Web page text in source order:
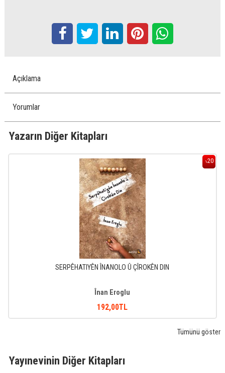
Açıklama
Yorumlar
Yazarın Diğer Kitapları
%20
SERPÊHATIYÊN ÎNANOLO Û ÇÎROKÊN DIN
Înan Eroglu
192,00TL
Tümünü göster
Yayınevinin Diğer Kitapları